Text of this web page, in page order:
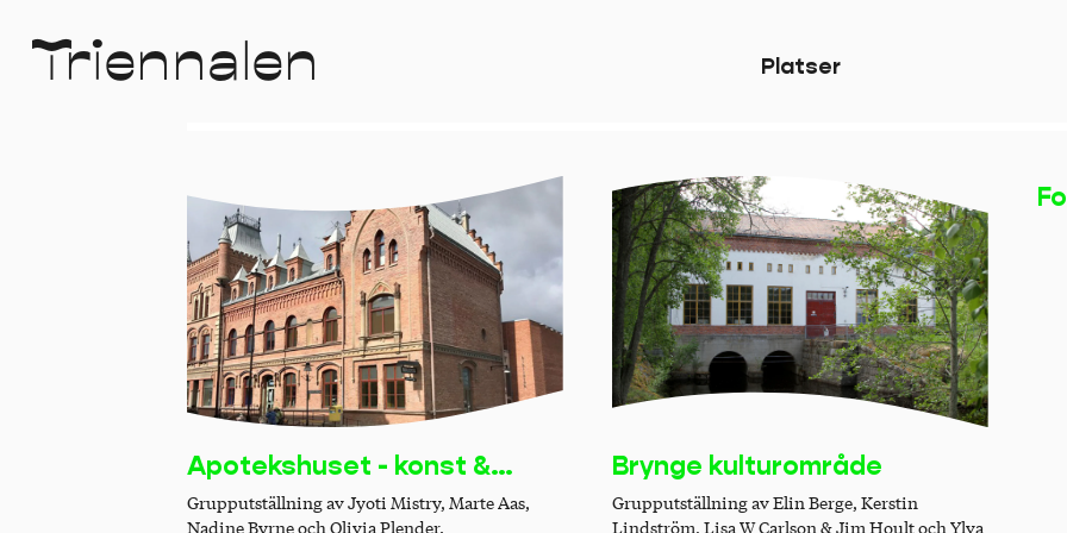
Triennalen Platser
Apotekshuset - konst &
kultur
Grupputställning av Jyoti Mistry, Marte Aas,
Nadine Byrne och Olivia Plender.
Brynge kulturområde
Grupputställning av Elin Berge, Kerstin
Lindström, Lisa W Carlson & Jim Hoult och Ylva